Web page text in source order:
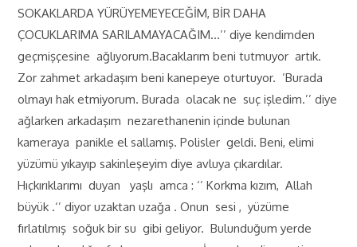
SOKAKLARDA YÜRÜYEMEYECEĞİM, BİR DAHA
ÇOCUKLARIMA SARILAMAYACAĞIM…’’ diye kendimden
geçmişçesine ağlıyorum.Bacaklarım beni tutmuyor artık.
Zor zahmet arkadaşım beni kanepeye oturtuyor. ’Burada
olmayı hak etmiyorum. Burada olacak ne suç işledim.’’ diye
ağlarken arkadaşım nezarethanenin içinde bulunan
kameraya panikle el sallamış. Polisler geldi. Beni, elimi
yüzümü yıkayıp sakinleşeyim diye avluya çıkardılar.
Hıçkırıklarımı duyan yaşlı amca : ‘’ Korkma kızım, Allah
büyük .‘’ diyor uzaktan uzağa . Onun sesi , yüzüme
fırlatılmış soğuk bir su gibi geliyor. Bulunduğum yerde